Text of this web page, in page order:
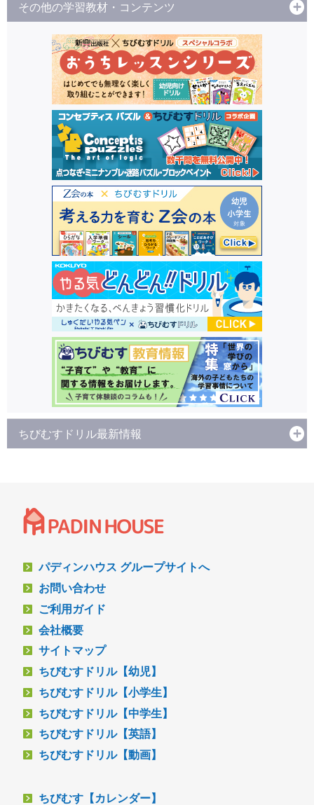
その他の学習教材・コンテンツ
ちびむすドリル最新情報
パディンハウス グループサイトへ
お問い合わせ
ご利用ガイド
会社概要
サイトマップ
ちびむすドリル【幼児】
ちびむすドリル【小学生】
ちびむすドリル【中学生】
ちびむすドリル【英語】
ちびむすドリル【動画】
ちびむす【カレンダー】